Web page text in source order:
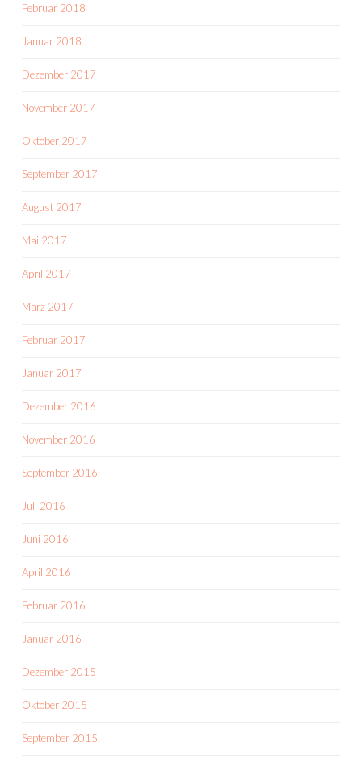
Februar 2018
Januar 2018
Dezember 2017
November 2017
Oktober 2017
September 2017
August 2017
Mai 2017
April 2017
März 2017
Februar 2017
Januar 2017
Dezember 2016
November 2016
September 2016
Juli 2016
Juni 2016
April 2016
Februar 2016
Januar 2016
Dezember 2015
Oktober 2015
September 2015